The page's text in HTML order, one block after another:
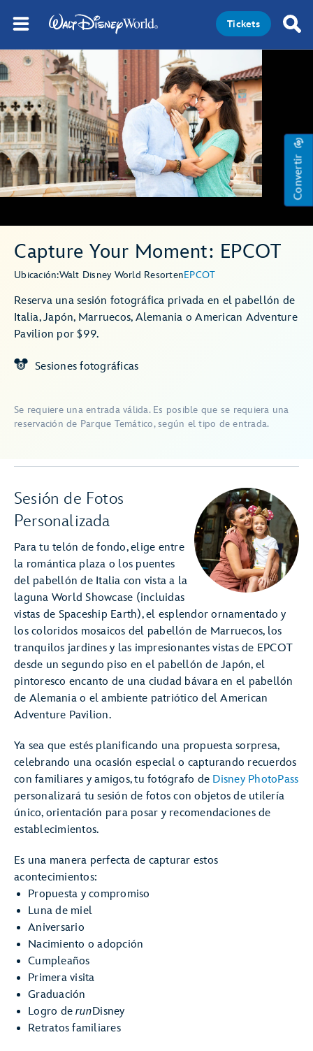
Tickets
Convertir
Capture Your Moment: EPCOT
Ubicación:Walt Disney World ResortenEPCOT
Reserva una sesión fotográfica privada en el pabellón de
Italia, Japón, Marruecos, Alemania o American Adventure
Pavilion por $99.
Sesiones fotográficas
Se requiere una entrada válida. Es posible que se requiera una
reservación de Parque Temático, según el tipo de entrada.
Sesión de Fotos
Personalizada
Para tu telón de fondo, elige entre
la romántica plaza o los puentes
del pabellón de Italia con vista a la
laguna World Showcase (incluidas
vistas de Spaceship Earth), el esplendor ornamentado y
los coloridos mosaicos del pabellón de Marruecos, los
tranquilos jardines y las impresionantes vistas de EPCOT
desde un segundo piso en el pabellón de Japón, el
pintoresco encanto de una ciudad bávara en el pabellón
de Alemania o el ambiente patriótico del American
Adventure Pavilion.
Ya sea que estés planificando una propuesta sorpresa,
celebrando una ocasión especial o capturando recuerdos
con familiares y amigos, tu fotógrafo de Disney PhotoPass
personalizará tu sesión de fotos con objetos de utilería
único, orientación para posar y recomendaciones de
establecimientos.
Es una manera perfecta de capturar estos
acontecimientos:
Propuesta y compromiso
Luna de miel
Aniversario
Nacimiento o adopción
Cumpleaños
Primera visita
Graduación
Logro derunDisney
Retratos familiares